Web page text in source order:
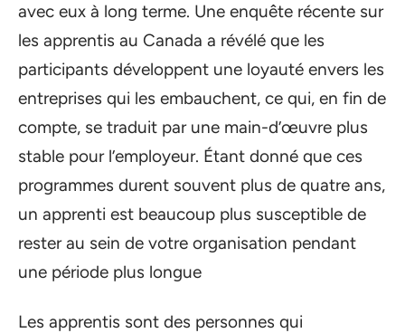
avec eux à long terme. Une enquête récente sur
les apprentis au Canada a révélé que les
participants développent une loyauté envers les
entreprises qui les embauchent, ce qui, en fin de
compte, se traduit par une main-d’œuvre plus
stable pour l’employeur. Étant donné que ces
programmes durent souvent plus de quatre ans,
un apprenti est beaucoup plus susceptible de
rester au sein de votre organisation pendant
une période plus longue
Les apprentis sont des personnes qui